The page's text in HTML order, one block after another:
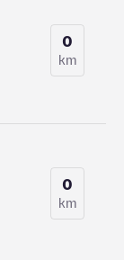
0
km
0
km